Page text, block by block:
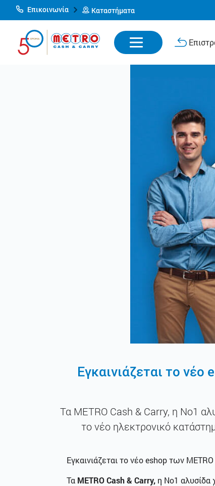
Επικοινωνία Καταστήματα
Εγκαινιάζεται το
Τα METRO Cash & Carry, η Νο1
το νέο ηλεκτρονικό
Εγκαινιάζεται το νέο eshop των
Τα METRO Cash & Carry, η Νο1 αλυσίδα